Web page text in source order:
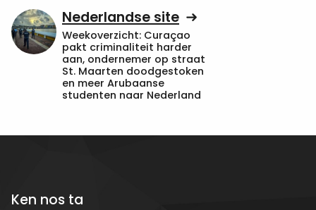
Nederlandse site
Weekoverzicht: Curaçao
pakt criminaliteit harder
aan, ondernemer op straat
St. Maarten doodgestoken
en meer Arubaanse
studenten naar Nederland
Ken nos ta